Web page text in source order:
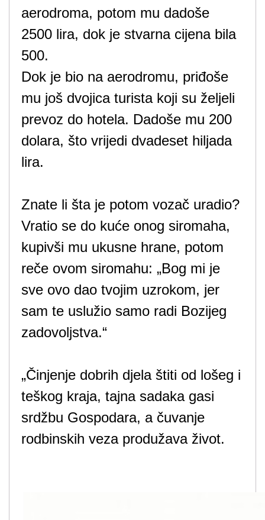
aerodroma, potom mu dadoše
2500 lira, dok je stvarna cijena bila
500.
Dok je bio na aerodromu, priđoše
mu još dvojica turista koji su željeli
prevoz do hotela. Dadoše mu 200
dolara, što vrijedi dvadeset hiljada
lira.
Znate li šta je potom vozač uradio?
Vratio se do kuće onog siromaha,
kupivši mu ukusne hrane, potom
reče ovom siromahu: „Bog mi je
sve ovo dao tvojim uzrokom, jer
sam te uslužio samo radi Bozijeg
zadovoljstva.“
„Činjenje dobrih djela štiti od lošeg i
teškog kraja, tajna sadaka gasi
srdžbu Gospodara, a čuvanje
rodbinskih veza produžava život.